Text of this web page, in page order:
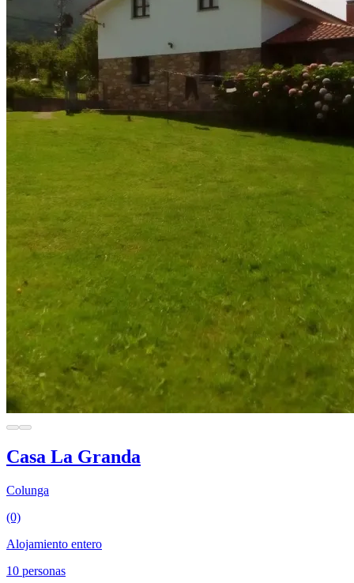
Casa La Granda
Colunga
(0)
Alojamiento entero
10 personas